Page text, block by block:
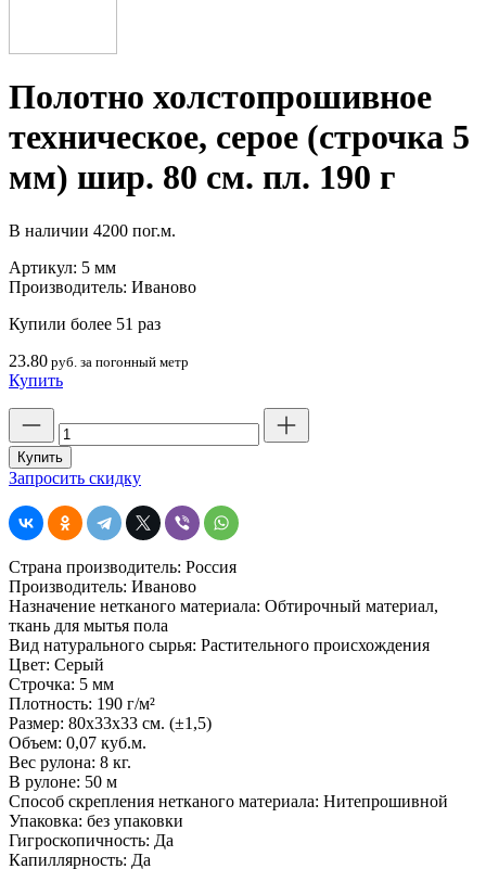
Полотно холстопрошивное
техническое, серое (строчка 5
мм) шир. 80 см. пл. 190 г
В наличии 4200 пог.м.
Артикул: 5 мм
Производитель: Иваново
Купили более 51 раз
23.80 руб. за погонный метр
Купить
товара
Полотно
холстопрошивное
серое
(строчка
мм)
шир.
80
см.
пл.
190
г
Купить
Запросить скидку
Страна производитель: Россия
Производитель: Иваново
Назначение нетканого материала: Обтирочный материал,
ткань для мытья пола
Вид натурального сырья: Растительного происхождения
Цвет: Серый
Строчка: 5 мм
Плотность: 190 г/м²
Размер: 80х33х33 см. (±1,5)
Объем: 0,07 куб.м.
Вес рулона: 8 кг.
В рулоне: 50 м
Способ скрепления нетканого материала: Нитепрошивной
Упаковка: без упаковки
Гигроскопичность: Да
Капиллярность: Да